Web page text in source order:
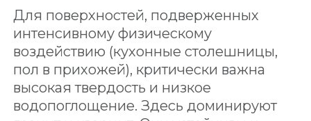
Для поверхностей, подверженных
интенсивному физическому
воздействию (кухонные столешницы,
пол в прихожей), критически важна
высокая твердость и низкое
водопоглощение. Здесь доминируют